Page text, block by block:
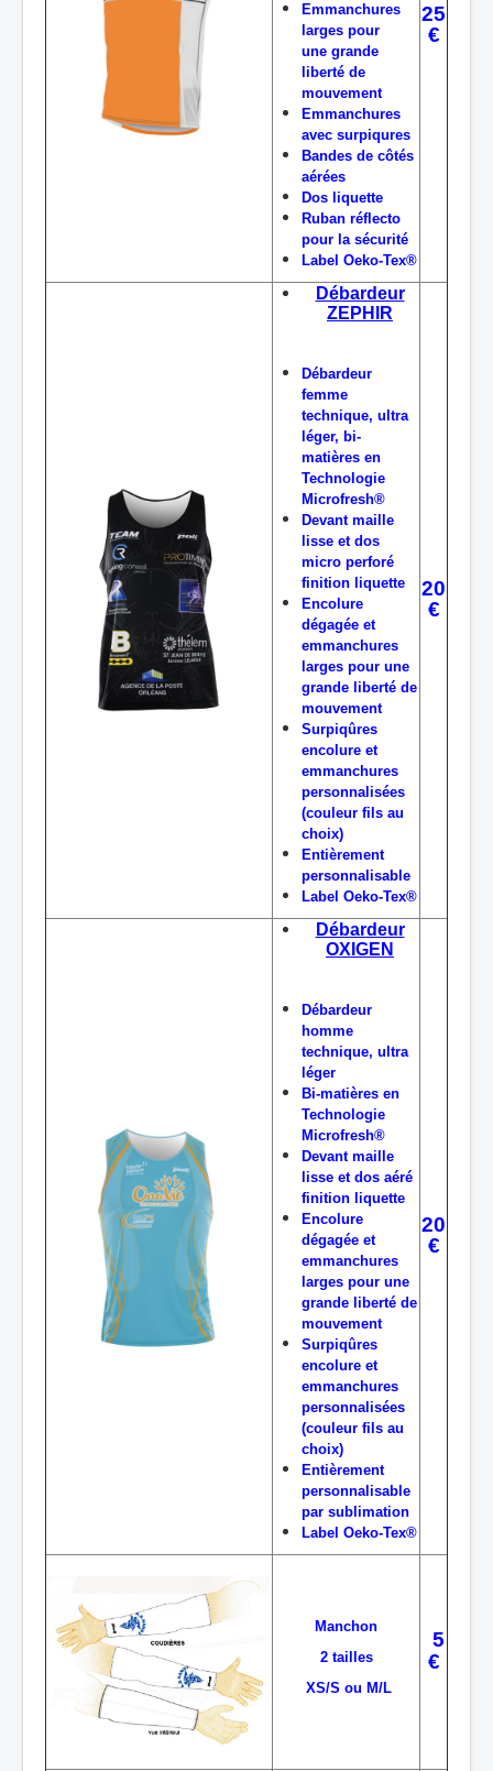
Emmanchures
larges pour
une grande
liberté de
mouvement
Emmanchures
avec surpiqures
Bandes de côtés
aérées
Dos liquette
Ruban réflecto
pour la sécurité
Label Oeko-Tex®
25
€
Débardeur
ZEPHIR
Débardeur
femme
technique, ultra
léger, bi-
matières en
Technologie
Microfresh®
Devant maille
lisse et dos
micro perforé
finition liquette
Encolure
dégagée et
emmanchures
larges pour une
grande liberté de
mouvement
Surpiqûres
encolure et
emmanchures
personnalisées
(couleur fils au
choix)
Entièrement
personnalisable
Label Oeko-Tex®
20
€
Débardeur
OXIGEN
Débardeur
homme
technique, ultra
léger
Bi-matières en
Technologie
Microfresh®
Devant maille
lisse et dos aéré
finition liquette
Encolure
dégagée et
emmanchures
larges pour une
grande liberté de
mouvement
Surpiqûres
encolure et
emmanchures
personnalisées
(couleur fils au
choix)
Entièrement
personnalisable
par sublimation
Label Oeko-Tex®
20
€
Manchon
2 tailles
XS/S ou M/L
5
€